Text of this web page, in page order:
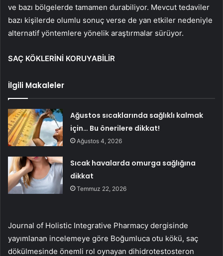
ve bazı bölgelerde tamamen durabiliyor. Mevcut tedaviler
bazı kişilerde olumlu sonuç verse de yan etkiler nedeniyle
alternatif yöntemlere yönelik araştırmalar sürüyor.
SAÇ KÖKLERİNİ KORUYABİLİR
İlgili Makaleler
Ağustos sıcaklarında sağlıklı kalmak
için… Bu önerilere dikkat!
Ağustos 4, 2026
Sıcak havalarda omurga sağlığına
dikkat
Temmuz 22, 2026
Journal of Holistic Integrative Pharmacy dergisinde
yayımlanan incelemeye göre Boğumluca otu kökü, saç
dökülmesinde önemli rol oynayan dihidrotestosteron